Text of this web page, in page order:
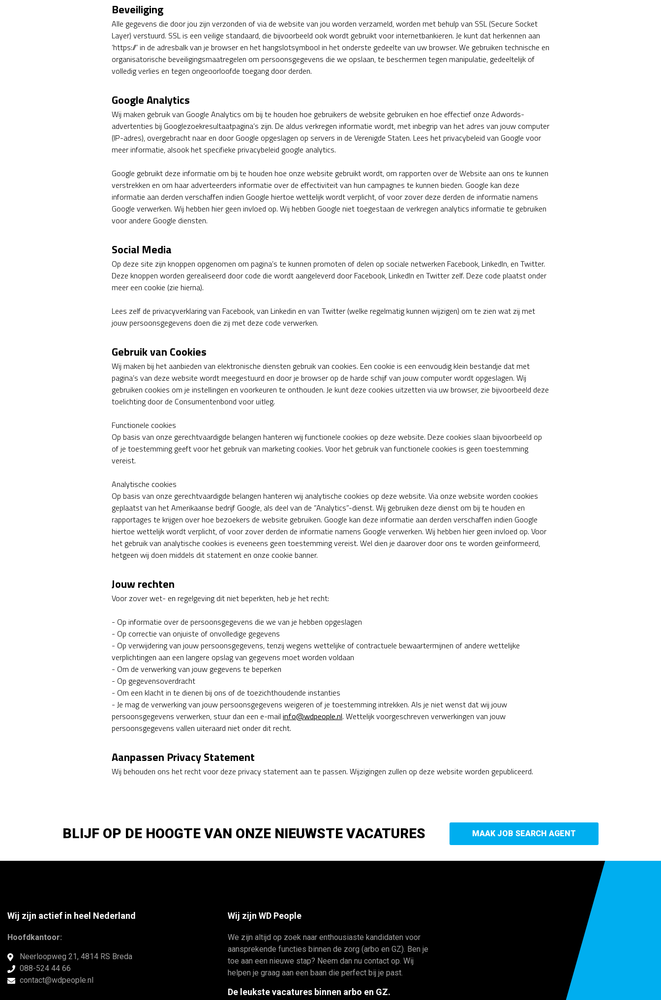
Beveiliging
Alle gegevens die door jou zijn verzonden of via de website van jou worden verzameld, worden met behulp van SSL (Secure Socket
Layer) verstuurd. SSL is een veilige standaard, die bijvoorbeeld ook wordt gebruikt voor internetbankieren. Je kunt dat herkennen aan
‘https://’ in de adresbalk van je browser en het hangslotsymbool in het onderste gedeelte van uw browser. We gebruiken technische en
organisatorische beveiligingsmaatregelen om persoonsgegevens die we opslaan, te beschermen tegen manipulatie, gedeeltelijk of
volledig verlies en tegen ongeoorloofde toegang door derden.
Google Analytics
Wij maken gebruik van Google Analytics om bij te houden hoe gebruikers de website gebruiken en hoe effectief onze Adwords-
advertenties bij Googlezoekresultaatpagina’s zijn. De aldus verkregen informatie wordt, met inbegrip van het adres van jouw computer
(IP-adres), overgebracht naar en door Google opgeslagen op servers in de Verenigde Staten. Lees het privacybeleid van Google voor
meer informatie, alsook het specifieke privacybeleid google analytics.
Google gebruikt deze informatie om bij te houden hoe onze website gebruikt wordt, om rapporten over de Website aan ons te kunnen
verstrekken en om haar adverteerders informatie over de effectiviteit van hun campagnes te kunnen bieden. Google kan deze
informatie aan derden verschaffen indien Google hiertoe wettelijk wordt verplicht, of voor zover deze derden de informatie namens
Google verwerken. Wij hebben hier geen invloed op. Wij hebben Google niet toegestaan de verkregen analytics informatie te gebruiken
voor andere Google diensten.
Social Media
Op deze site zijn knoppen opgenomen om pagina’s te kunnen promoten of delen op sociale netwerken Facebook, LinkedIn, en Twitter.
Deze knoppen worden gerealiseerd door code die wordt aangeleverd door Facebook, LinkedIn en Twitter zelf. Deze code plaatst onder
meer een cookie (zie hierna).
Lees zelf de privacyverklaring van Facebook, van Linkedin en van Twitter (welke regelmatig kunnen wijzigen) om te zien wat zij met
jouw persoonsgegevens doen die zij met deze code verwerken.
Gebruik van Cookies
Wij maken bij het aanbieden van elektronische diensten gebruik van cookies. Een cookie is een eenvoudig klein bestandje dat met
pagina’s van deze website wordt meegestuurd en door je browser op de harde schijf van jouw computer wordt opgeslagen. Wij
gebruiken cookies om je instellingen en voorkeuren te onthouden. Je kunt deze cookies uitzetten via uw browser, zie bijvoorbeeld deze
toelichting door de Consumentenbond voor uitleg.
Functionele cookies
Op basis van onze gerechtvaardigde belangen hanteren wij functionele cookies op deze website. Deze cookies slaan bijvoorbeeld op
of je toestemming geeft voor het gebruik van marketing cookies. Voor het gebruik van functionele cookies is geen toestemming
vereist.
Analytische cookies
Op basis van onze gerechtvaardigde belangen hanteren wij analytische cookies op deze website. Via onze website worden cookies
geplaatst van het Amerikaanse bedrijf Google, als deel van de “Analytics”-dienst. Wij gebruiken deze dienst om bij te houden en
rapportages te krijgen over hoe bezoekers de website gebruiken. Google kan deze informatie aan derden verschaffen indien Google
hiertoe wettelijk wordt verplicht, of voor zover derden de informatie namens Google verwerken. Wij hebben hier geen invloed op. Voor
het gebruik van analytische cookies is eveneens geen toestemming vereist. Wel dien je daarover door ons te worden geïnformeerd,
hetgeen wij doen middels dit statement en onze cookie banner.
Jouw rechten
Voor zover wet- en regelgeving dit niet beperkten, heb je het recht:
- Op informatie over de persoonsgegevens die we van je hebben opgeslagen
- Op correctie van onjuiste of onvolledige gegevens
- Op verwijdering van jouw persoonsgegevens, tenzij wegens wettelijke of contractuele bewaartermijnen of andere wettelijke
verplichtingen aan een langere opslag van gegevens moet worden voldaan
- Om de verwerking van jouw gegevens te beperken
- Op gegevensoverdracht
- Om een klacht in te dienen bij ons of de toezichthoudende instanties
- Je mag de verwerking van jouw persoonsgegevens weigeren of je toestemming intrekken. Als je niet wenst dat wij jouw
persoonsgegevens verwerken, stuur dan een e-mail info@wdpeople.nl. Wettelijk voorgeschreven verwerkingen van jouw
persoonsgegevens vallen uiteraard niet onder dit recht.
Aanpassen Privacy Statement
Wij behouden ons het recht voor deze privacy statement aan te passen. Wijzigingen zullen op deze website worden gepubliceerd.
BLIJF OP DE HOOGTE VAN ONZE NIEUWSTE VACATURES MAAK JOB SEARCH AGENT
Wij zijn actief in heel Nederland
Hoofdkantoor:
Neerloopweg 21, 4814 RS Breda
088-524 44 66
contact@wdpeople.nl
Wij zijn WD People
We zijn altijd op zoek naar enthousiaste kandidaten voor
aansprekende functies binnen de zorg (arbo en GZ). Ben je
toe aan een nieuwe stap? Neem dan nu contact op. Wij
helpen je graag aan een baan die perfect bij je past.
De leukste vacatures binnen arbo en GZ.